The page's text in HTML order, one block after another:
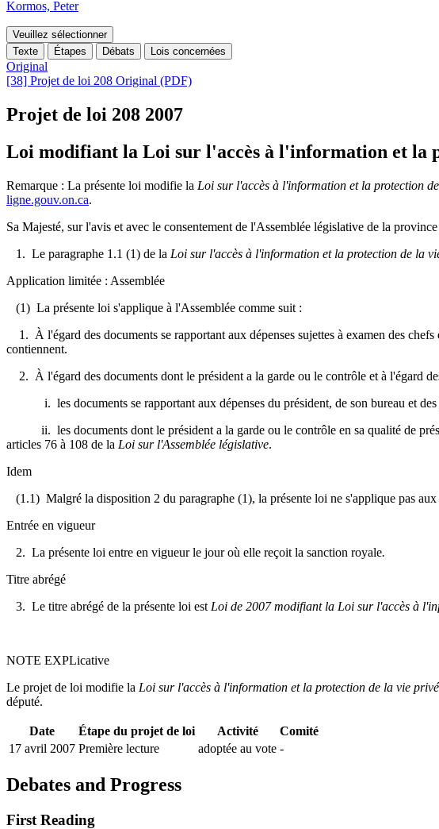
Kormos, Peter
Veuillez sélectionner
Texte
Étapes Débats Lois concernées
Original
[38] Projet de loi 208 Original (PDF)
Projet de loi 208 2007
Loi modifiant la Loi sur l'accès à l'information et la
Remarque : La présente loi modifie la Loi sur l'accès à l'information et la protection
ligne.gouv.on.ca.
Sa Majesté, sur l'avis et avec le consentement de l'Assemblée législative de la
1. Le paragraphe 1.1 (1) de la Loi sur l'accès à l'information et la protection de la
Application limitée : Assemblée
(1) La présente loi s'applique à l'Assemblée comme suit :
1. À l'égard des documents se rapportant aux dépenses sujettes à examen des
contiennent.
2. À l'égard des documents dont le président a la garde ou le contrôle et à l'égard
i. les documents se rapportant aux dépenses du président, de son bureau et des
ii. les documents dont le président a la garde ou le contrôle en sa qualité de
articles 76 à 108 de la Loi sur l'Assemblée législative.
Idem
(1.1) Malgré la disposition 2 du paragraphe (1), la présente loi ne s'applique pas
Entrée en vigueur
2. La présente loi entre en vigueur le jour où elle reçoit la sanction royale.
Titre abrégé
3. Le titre abrégé de la présente loi est Loi de 2007 modifiant la Loi sur l'accès à
NOTE EXPLicative
Le projet de loi modifie la Loi sur l'accès à l'information et la protection de la vie
député.
Date Étape du projet de loi Activité
Comité
17 avril 2007 Première lecture adoptée au vote -
Debates and Progress
First Reading